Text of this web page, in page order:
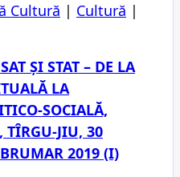
Cultură | Cultură |
ȘI STAT – DE LA
LA
SOCIALĂ,
JIU, 30
2019 (I)